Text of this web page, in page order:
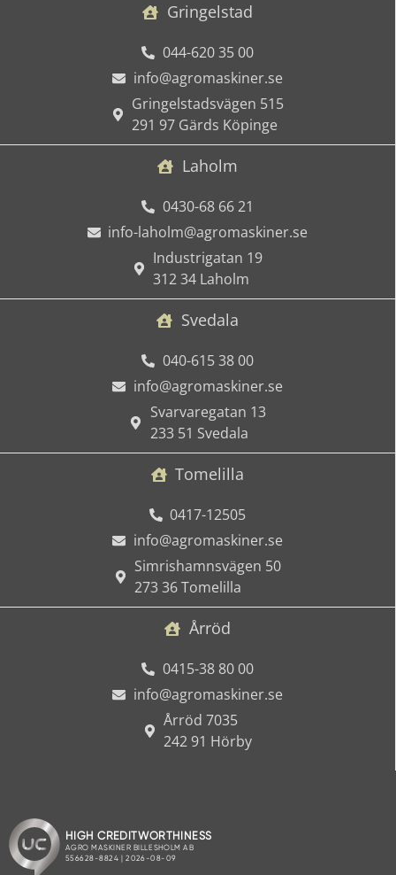
Gringelstad
044-620 35 00
info@agromaskiner.se
Gringelstadsvägen 515
291 97 Gärds Köpinge
Laholm
0430-68 66 21
info-laholm@agromaskiner.se
Industrigatan 19
312 34 Laholm
Svedala
040-615 38 00
info@agromaskiner.se
Svarvaregatan 13
233 51 Svedala
Tomelilla
0417-12505
info@agromaskiner.se
Simrishamnsvägen 50
273 36 Tomelilla
Årröd
0415-38 80 00
info@agromaskiner.se
Årröd 7035
242 91 Hörby